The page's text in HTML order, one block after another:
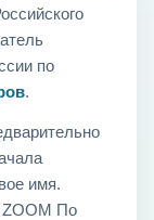
по
.
имя.
ZOOM По